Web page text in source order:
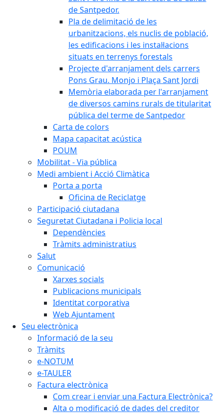
de Santpedor.
Pla de delimitació de les
urbanitzacions, els nuclis de població,
les edificacions i les instal·lacions
situats en terrenys forestals
Projecte d'arranjament dels carrers
Pons Grau. Monjo i Plaça Sant Jordi
Memòria elaborada per l'arranjament
de diversos camins rurals de titularitat
pública del terme de Santpedor
Carta de colors
Mapa capacitat acústica
POUM
Mobilitat - Via pública
Medi ambient i Acció Climàtica
Porta a porta
Oficina de Reciclatge
Participació ciutadana
Seguretat Ciutadana i Policia local
Dependències
Tràmits administratius
Salut
Comunicació
Xarxes socials
Publicacions municipals
Identitat corporativa
Web Ajuntament
Seu electrònica
Informació de la seu
Tràmits
e-NOTUM
e-TAULER
Factura electrònica
Com crear i enviar una Factura Electrònica?
Alta o modificació de dades del creditor